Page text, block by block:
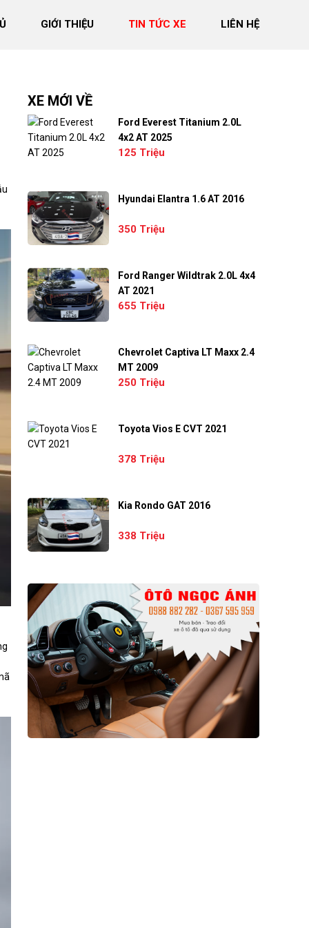
GIỚI THIỆU TIN TỨC XE LIÊN HỆ
XE MỚI VỀ
Ford Everest Titanium 2.0L
4x2 AT 2025
125 Triệu
Hyundai Elantra 1.6 AT 2016
350 Triệu
Ford Ranger Wildtrak 2.0L 4x4
AT 2021
655 Triệu
Chevrolet Captiva LT Maxx 2.4
MT 2009
250 Triệu
Toyota Vios E CVT 2021
378 Triệu
Kia Rondo GAT 2016
338 Triệu